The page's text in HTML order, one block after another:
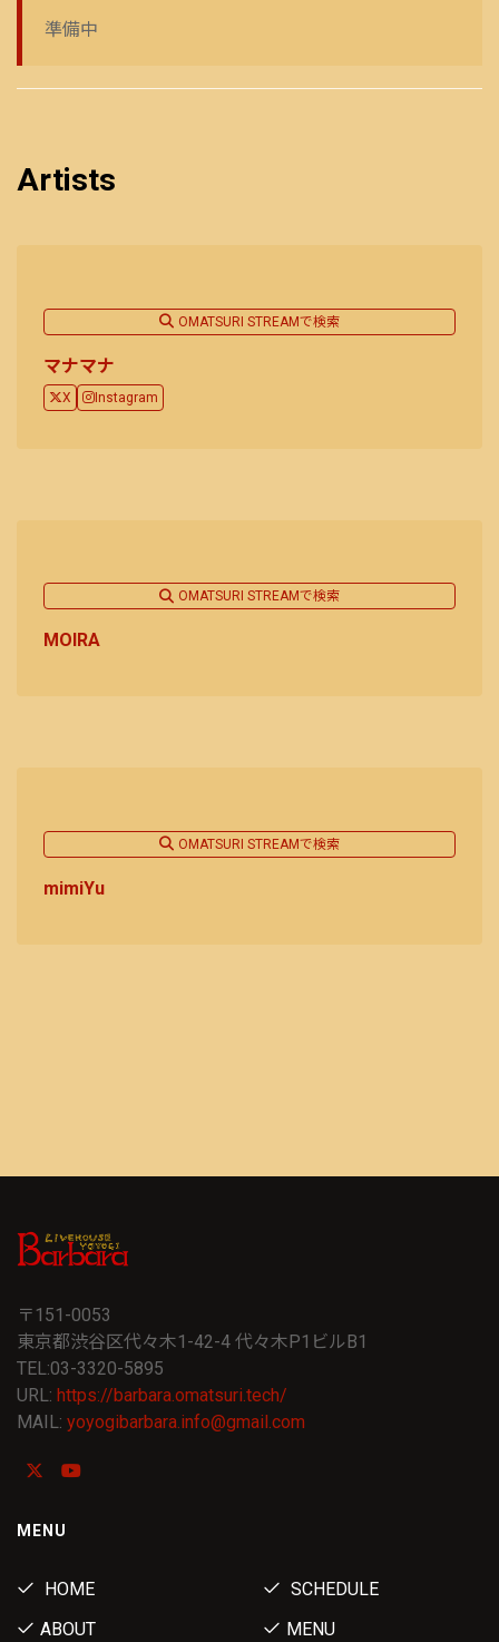
準備中
Artists
OMATSURI STREAMで検索
マナマナ
X Instagram
OMATSURI STREAMで検索
MOIRA
OMATSURI STREAMで検索
mimiYu
〒151-0053
東京都渋谷区代々木1-42-4 代々木P1ビルB1
TEL:03-3320-5895
URL: https://barbara.omatsuri.tech/
MAIL: yoyogibarbara.info@gmail.com
MENU
HOME
SCHEDULE
ABOUT
MENU